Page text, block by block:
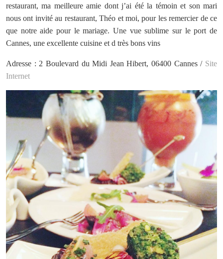
restaurant, ma meilleure amie dont j’ai été la témoin et son mari
nous ont invité au restaurant, Théo et moi, pour les remercier de ce
que notre aide pour le mariage. Une vue sublime sur le port de
Cannes, une excellente cuisine et d très bons vins
Adresse : 2 Boulevard du Midi Jean Hibert, 06400 Cannes / Site
Internet